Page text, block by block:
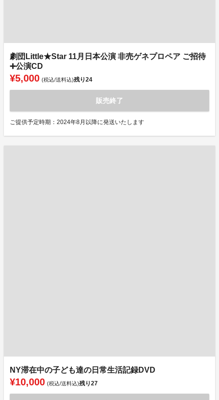
劇団Little★Star 11月日本公演 非売ゲネプロペア ご招待
➕公演CD
¥5,000 (税込/送料込)残り24
販売終了
ご提供予定時期：2024年8月以降に発送いたします
NY滞在中の子ども達の日常生活記録DVD
¥10,000 (税込/送料込)残り27